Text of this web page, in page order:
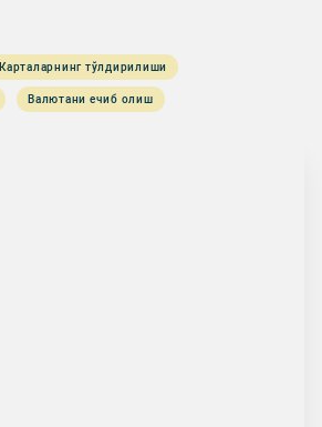
Карталарнинг тўлдирилиши
Валютани ечиб олиш